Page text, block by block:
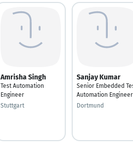
Amrisha Singh
Test Automation
Engineer
Stuttgart
Sanjay Kumar
Senior Embedded
Automation Engineer
Dortmund